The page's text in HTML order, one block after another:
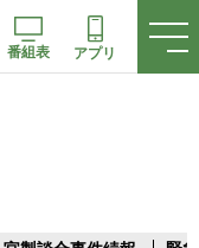
番組表 アプリ